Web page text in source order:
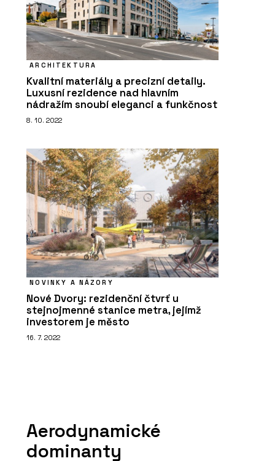
ARCHITEKTURA
Kvalitní materiály a precizní detaily.
Luxusní rezidence nad hlavním
nádražím snoubí eleganci a funkčnost
8. 10. 2022
NOVINKY A NÁZORY
Nové Dvory: rezidenční čtvrť u
stejnojmenné stanice metra, jejímž
investorem je město
16. 7. 2022
Aerodynamické
dominanty